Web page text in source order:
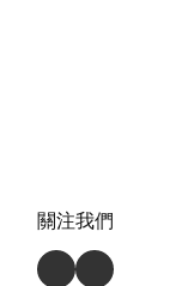
關注我們